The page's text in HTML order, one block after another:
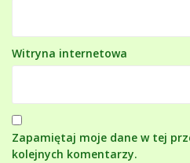
Witryna internetowa
Zapamiętaj moje dane w tej
kolejnych komentarzy.